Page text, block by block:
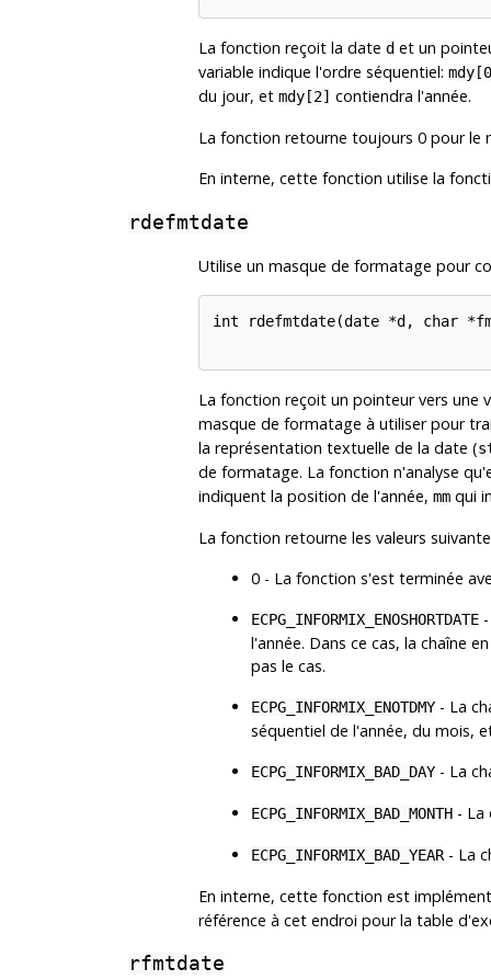
La fonction reçoit la date det un
variable indique l'ordre séquentiel:
du jour, et mdy[2] contiendra l'année.
La fonction retourne toujours 0 pour le
En interne, cette fonction utilise la
rdefmtdate
Utilise un masque de formatage pour
int rdefmtdate(date *d, char
La fonction reçoit un pointeur vers une
masque de formatage à utiliser pour
la représentation textuelle de la date (
de formatage. La fonction n'analyse
indiquent la position de l'année, mmqui
La fonction retourne les valeurs
0 - La fonction s'est terminée
ECPG_INFORMIX_ENOSHORTDATE-
l'année. Dans ce cas, la chaîne
pas le cas.
ECPG_INFORMIX_ENOTDMY- La
séquentiel de l'année, du mois,
ECPG_INFORMIX_BAD_DAY- La
ECPG_INFORMIX_BAD_MONTH- La
ECPG_INFORMIX_BAD_YEAR- La
En interne, cette fonction est
référence à cet endroi pour la table
rfmtdate